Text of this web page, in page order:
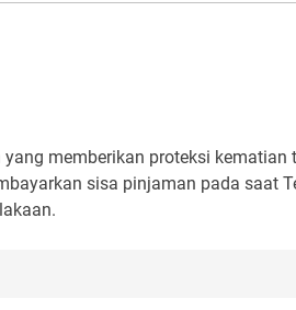
memberikan proteksi kematian
sisa pinjaman pada saat